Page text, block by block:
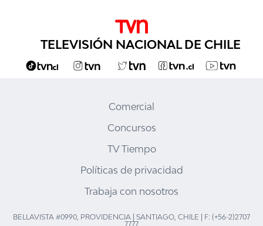
TELEVISIÓN NACIONAL DE CHILE
Comercial
Concursos
TV Tiempo
Políticas de privacidad
Trabaja con nosotros
BELLAVISTA #0990, PROVIDENCIA | SANTIAGO, CHILE | F: (+56-2)2707
7777